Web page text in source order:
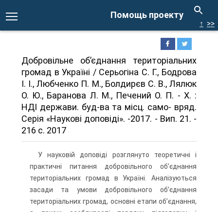
Помощь проекту
↑ >>
Добровільне об’єднання територіальних
громад в Україні / Серьо­гіна С. Г., Бодрова
І. І., Любченко П. М., Болдирєв С. В., Лялюк
О. Ю., Баранова Л. М., Печений О. П. - Х. :
НДІ держави. буд-ва та місц. само- вряд.
Серія «Наукові доповіді». -2017. - Вип. 21. -
216 с. 2017
У науковій доповіді розглянуто теоретичні і
практичні питання добро­вільного об’єднання
територіальних громад в Україні. Аналізуються
засади та умови добровільного об’єднання
територіальних громад, основні етапи об’єднання,